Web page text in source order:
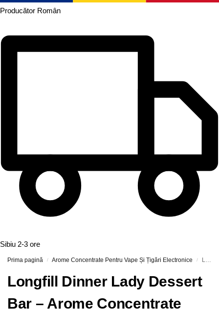
Producător Român
Sibiu 2-3 ore
Prima pagină / Arome Concentrate Pentru Vape Și Țigări Electronice / Longfill Dinner Lady Dessert Bar – Arome Concentrate
Longfill Dinner Lady Dessert
Bar – Arome Concentrate